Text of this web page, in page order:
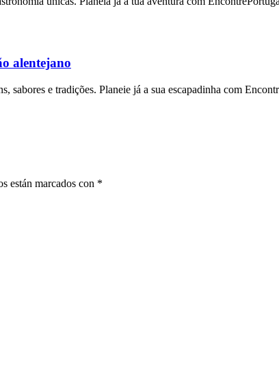
alentejano
sabores e tradições. Planeie já a sua escapadinha com
están marcados con *